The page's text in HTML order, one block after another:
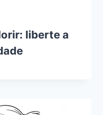
liberte a